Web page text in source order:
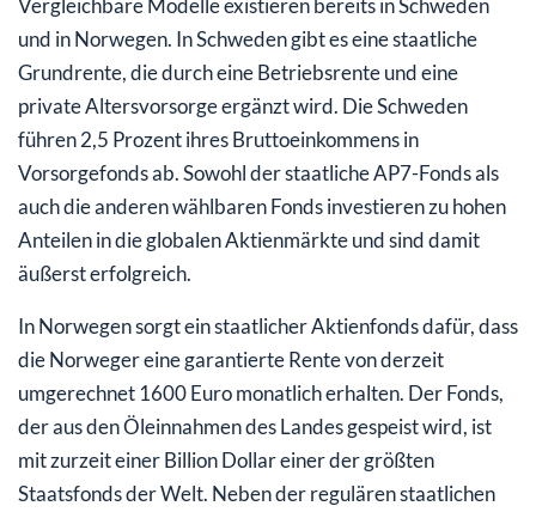
Vergleichbare Modelle existieren bereits in Schweden
und in Norwegen. In Schweden gibt es eine staatliche
Grundrente, die durch eine Betriebsrente und eine
private Altersvorsorge ergänzt wird. Die Schweden
führen 2,5 Prozent ihres Bruttoeinkommens in
Vorsorgefonds ab. Sowohl der staatliche AP7-Fonds als
auch die anderen wählbaren Fonds investieren zu hohen
Anteilen in die globalen Aktienmärkte und sind damit
äußerst erfolgreich.
In Norwegen sorgt ein staatlicher Aktienfonds dafür, dass
die Norweger eine garantierte Rente von derzeit
umgerechnet 1600 Euro monatlich erhalten. Der Fonds,
der aus den Öleinnahmen des Landes gespeist wird, ist
mit zurzeit einer Billion Dollar einer der größten
Staatsfonds der Welt. Neben der regulären staatlichen